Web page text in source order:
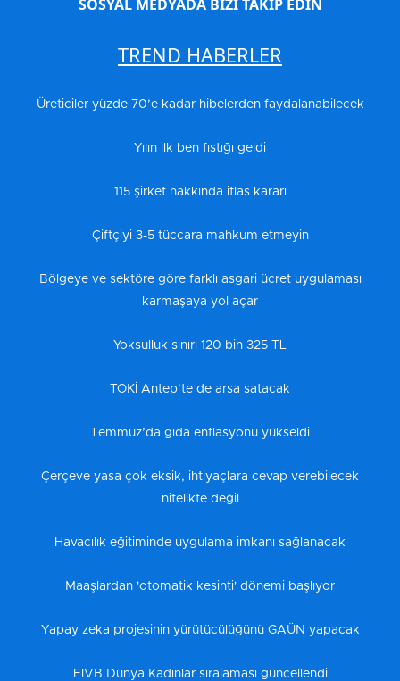
SOSYAL MEDYADA BİZİ TAKİP EDİN
TREND HABERLER
Üreticiler yüzde 70’e kadar hibelerden faydalanabilecek
Yılın ilk ben fıstığı geldi
115 şirket hakkında iflas kararı
Çiftçiyi 3-5 tüccara mahkum etmeyin
Bölgeye ve sektöre göre farklı asgari ücret uygulaması
karmaşaya yol açar
Yoksulluk sınırı 120 bin 325 TL
TOKİ Antep’te de arsa satacak
Temmuz’da gıda enflasyonu yükseldi
Çerçeve yasa çok eksik, ihtiyaçlara cevap verebilecek
nitelikte değil
Havacılık eğitiminde uygulama imkanı sağlanacak
Maaşlardan 'otomatik kesinti' dönemi başlıyor
Yapay zeka projesinin yürütücülüğünü GAÜN yapacak
FIVB Dünya Kadınlar sıralaması güncellendi